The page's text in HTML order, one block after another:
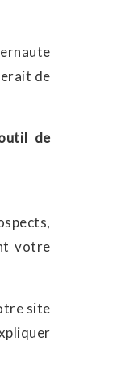
de
de
votre
site